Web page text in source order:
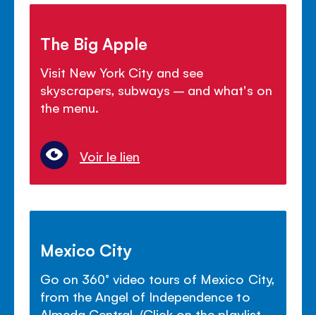
The Big Apple
Visit New York City and see
skyscrapers, subways – and what's on
the menu.
Voir le lien
Mexico City
Go on 360° video tours of Mexico City,
from the Angel of Independence to